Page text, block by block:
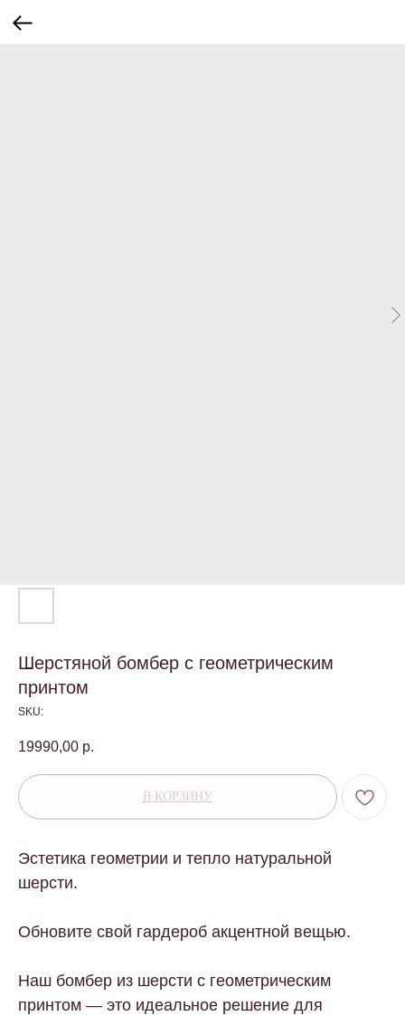
Шерстяной бомбер с геометрическим
принтом
SKU:
19990,00 р.
В КОРЗИНУ
Эстетика геометрии и тепло натуральной
шерсти.
Обновите свой гардероб акцентной вещью.
Наш бомбер из шерсти с геометрическим
принтом — это идеальное решение для